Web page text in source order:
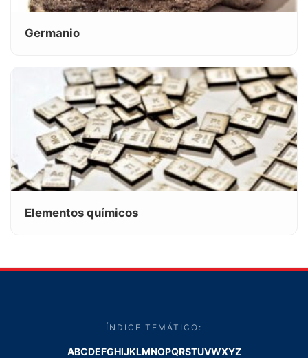
Germanio
Elementos químicos
ÍNDICE TEMÁTICO:
ABCDEFGHIJKLMNOPQRSTUVWXYZ